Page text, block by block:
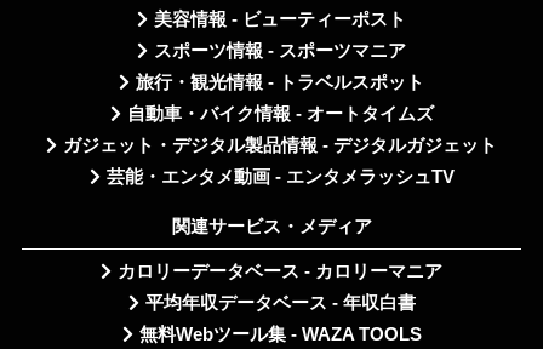
美容情報 - ビューティーポスト
スポーツ情報 - スポーツマニア
旅行・観光情報 - トラベルスポット
自動車・バイク情報 - オートタイムズ
ガジェット・デジタル製品情報 - デジタルガジェット
芸能・エンタメ動画 - エンタメラッシュTV
関連サービス・メディア
カロリーデータベース - カロリーマニア
平均年収データベース - 年収白書
無料Webツール集 - WAZA TOOLS